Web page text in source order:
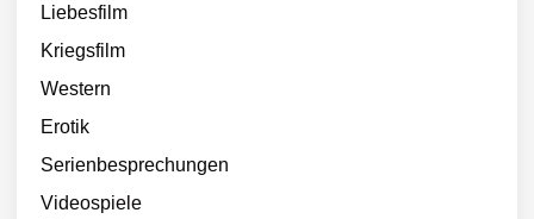
Liebesfilm
Kriegsfilm
Western
Erotik
Serienbesprechungen
Videospiele